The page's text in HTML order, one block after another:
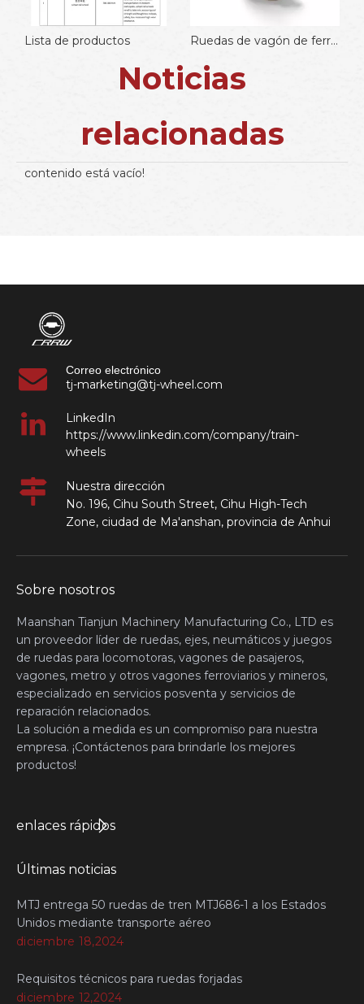
Ruedas de vagón de ferrocarril AAR-B de 1000 mm
Noticias
relacionadas
contenido está vacío!
Correo electrónico
tj-marketing@tj-wheel.com
LinkedIn
https://www.linkedin.com/company/train-
wheels
Nuestra dirección
No. 196, Cihu South Street, Cihu High-Tech
Zone, ciudad de Ma'anshan, provincia de Anhui
Sobre nosotros
Maanshan Tianjun Machinery Manufacturing Co., LTD es
un proveedor líder de ruedas, ejes, neumáticos y juegos
de ruedas para locomotoras, vagones de pasajeros,
vagones, metro y otros vagones ferroviarios y mineros,
especializado en servicios posventa y servicios de
reparación relacionados.
La solución a medida es un compromiso para nuestra
empresa. ¡Contáctenos para brindarle los mejores
productos!
enlaces rápidos
Últimas noticias
MTJ entrega 50 ruedas de tren MTJ686-1 a los Estados
Unidos mediante transporte aéreo
diciembre 18,2024
Requisitos técnicos para ruedas forjadas
diciembre 12,2024